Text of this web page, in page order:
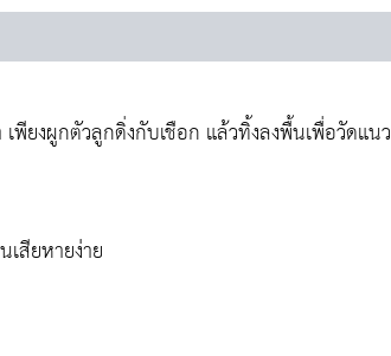
ยงผูกตัวลูกดิ่งกับเชือก แล้วทิ้งลงพื้นเพื่อวัดแนว
สียหายง่าย